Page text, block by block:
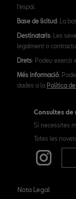
l'espai.
Base de licitud: La
Destinataris: Les
legalment o
Drets: Podeu exercir
Més informació:
dades a la Política
Consultes de
Si necessites
Totes les
Nota Legal